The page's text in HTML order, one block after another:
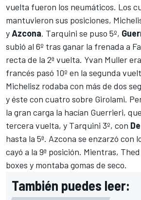
vuelta fueron los neumáticos. Los
mantuvieron sus posiciones,
yAzcona. Tarquini se puso 5º,
subió al 6º tras ganar la frenada a
recta de la 2ª vuelta. Yvan Muller
francés pasó 10º en la segunda
Michelisz rodaba con más de dos
y éste con cuatro sobre Girolami.
la gran carga la hacían Guerrieri,
tercera vuelta, y Tarquini 3º, con
hasta la 5ª. Azcona se enzarzó con
cayó a la 9ª posición. Mientras,
boxes y montaba gomas de seco.
También puedes leer: